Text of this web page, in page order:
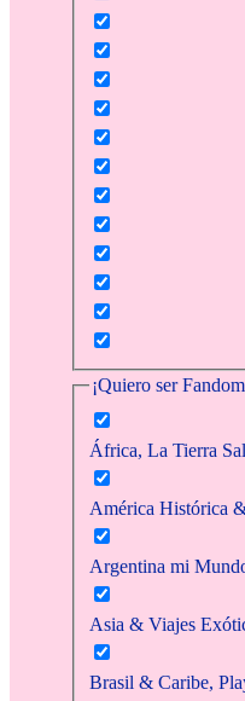
¡Quiero ser
África, La Tierra
América Histórica
Argentina mi
Asia & Viajes
Brasil & Caribe,